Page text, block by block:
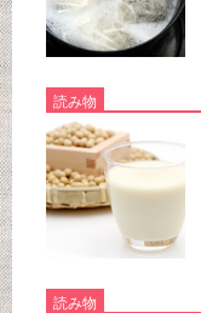
読み物
読み物